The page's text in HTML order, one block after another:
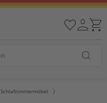
Schlafzimmermöbel